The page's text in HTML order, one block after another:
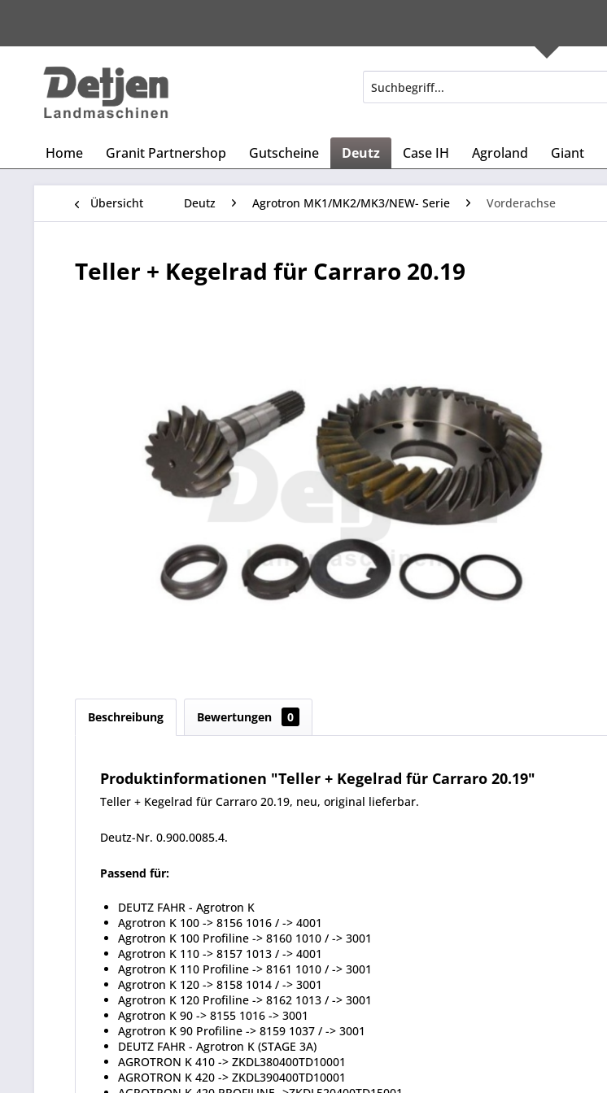
Home Granit Partnershop Gutscheine Deutz Case IH Agroland Giant
Übersicht Deutz Agrotron MK1/MK2/MK3/NEW- Serie Vorderachse
Teller + Kegelrad für Carraro 20.19
Beschreibung Bewertungen 0
Produktinformationen "Teller + Kegelrad für Carraro 20.19"
Teller + Kegelrad für Carraro 20.19, neu, original lieferbar.
Deutz-Nr. 0.900.0085.4.
Passend für:
DEUTZ FAHR - Agrotron K
Agrotron K 100 -> 8156 1016 / -> 4001
Agrotron K 100 Profiline -> 8160 1010 / -> 3001
Agrotron K 110 -> 8157 1013 / -> 4001
Agrotron K 110 Profiline -> 8161 1010 / -> 3001
Agrotron K 120 -> 8158 1014 / -> 3001
Agrotron K 120 Profiline -> 8162 1013 / -> 3001
Agrotron K 90 -> 8155 1016 -> 3001
Agrotron K 90 Profiline -> 8159 1037 / -> 3001
DEUTZ FAHR - Agrotron K (STAGE 3A)
AGROTRON K 410 -> ZKDL380400TD10001
AGROTRON K 420 -> ZKDL390400TD10001